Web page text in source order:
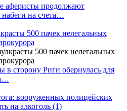
аферисты продолжают
на счета…
500 пачек нелегальных
в сторону Риги обернулась для
вооруженных полицейских
на алкоголь (1)